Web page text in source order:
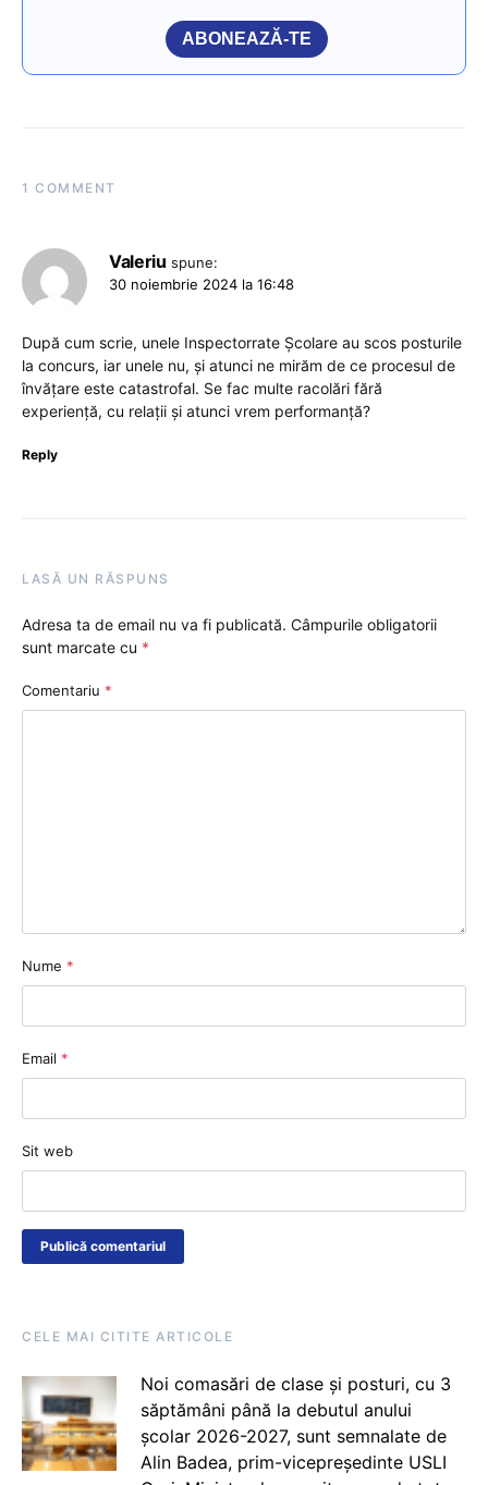
ABONEAZĂ-TE
1 COMMENT
Valeriu spune:
30 noiembrie 2024 la 16:48
După cum scrie, unele Inspectorrate Școlare au scos posturile
la concurs, iar unele nu, și atunci ne mirăm de ce procesul de
învățare este catastrofal. Se fac multe racolări fără
experiență, cu relații și atunci vrem performanță?
Reply
LASĂ UN RĂSPUNS
Adresa ta de email nu va fi publicată. Câmpurile obligatorii
sunt marcate cu *
Comentariu *
Nume *
Email *
Sit web
CELE MAI CITITE ARTICOLE
Noi comasări de clase și posturi, cu 3
săptămâni până la debutul anului
școlar 2026-2027, sunt semnalate de
Alin Badea, prim-vicepreședinte USLI